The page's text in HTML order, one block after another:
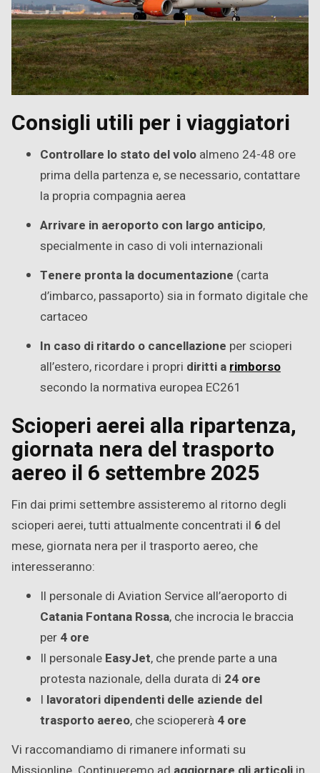
Consigli utili per i viaggiatori
Controllare lo stato del volo almeno 24-48 ore
prima della partenza e, se necessario, contattare
la propria compagnia aerea
Arrivare in aeroporto con largo anticipo,
specialmente in caso di voli internazionali
Tenere pronta la documentazione (carta
d’imbarco, passaporto) sia in formato digitale che
cartaceo
In caso di ritardo o cancellazione per scioperi
all’estero, ricordare i propri diritti arimborso
secondo la normativa europea EC261
Scioperi aerei alla ripartenza,
giornata nera del trasporto
aereo il 6 settembre 2025
Fin dai primi settembre assisteremo al ritorno degli
scioperi aerei, tutti attualmente concentrati il 6 del
mese, giornata nera per il trasporto aereo, che
interesseranno:
Il personale di Aviation Service all’aeroporto di
Catania Fontana Rossa, che incrocia le braccia
per 4 ore
Il personale EasyJet, che prende parte a una
protesta nazionale, della durata di 24 ore
I lavoratori dipendenti delle aziende del
trasporto aereo, che sciopererà 4 ore
Vi raccomandiamo di rimanere informati su